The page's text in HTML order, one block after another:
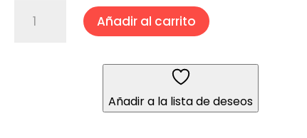
para
Añadir al carrito
Añadir a la lista de deseos